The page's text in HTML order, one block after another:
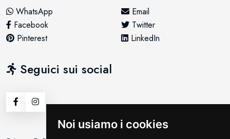
Noi usiamo i cookies
WhatsApp
Email
Facebook
Twitter
Pinterest
LinkedIn
Seguici sui social